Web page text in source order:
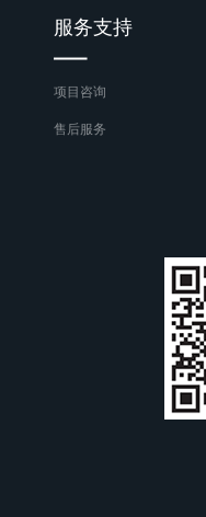
服务支持
项目咨询
售后服务